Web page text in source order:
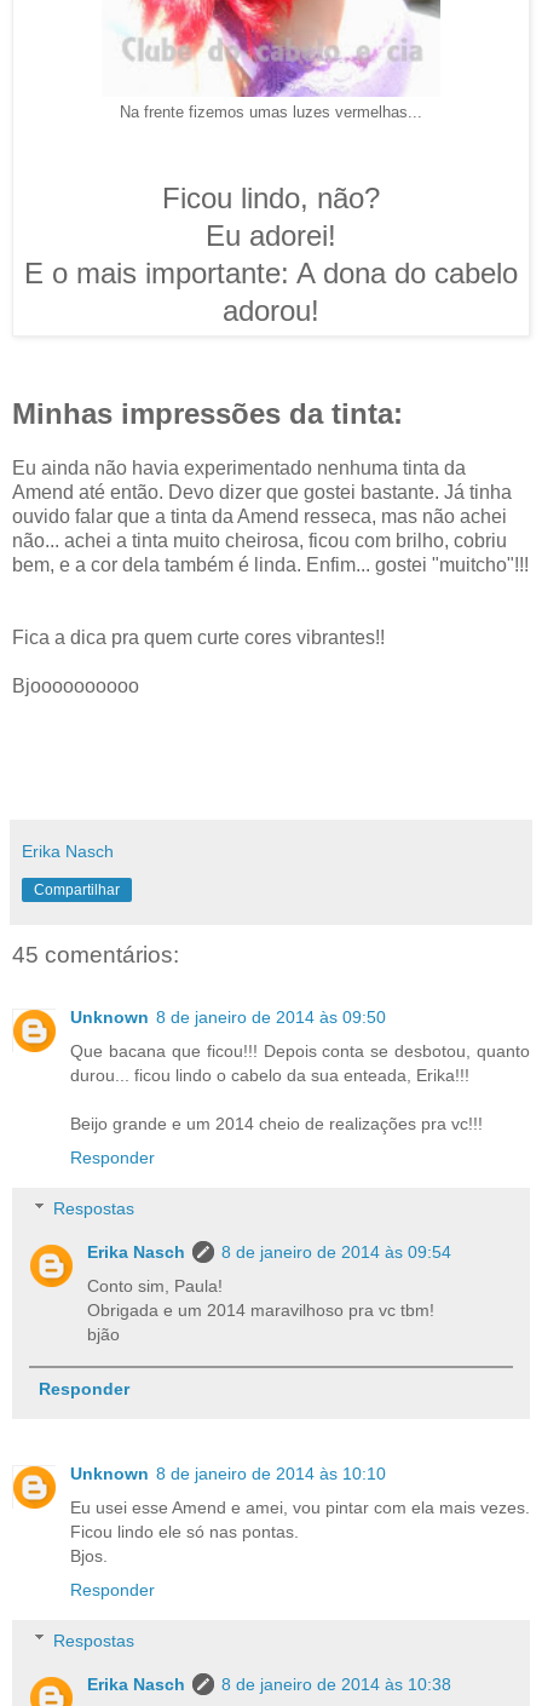
Na frente fizemos umas luzes vermelhas...
Ficou lindo, não?
Eu adorei!
E o mais importante: A dona do cabelo
adorou!
Minhas impressões da tinta:
Eu ainda não havia experimentado nenhuma tinta da
Amend até então. Devo dizer que gostei bastante. Já tinha
ouvido falar que a tinta da Amend resseca, mas não achei
não... achei a tinta muito cheirosa, ficou com brilho, cobriu
bem, e a cor dela também é linda. Enfim... gostei "muitcho"!!!
Fica a dica pra quem curte cores vibrantes!!
Bjoooooooooo
Erika Nasch
Compartilhar
45 comentários:
Unknown 8 de janeiro de 2014 às 09:50
Que bacana que ficou!!! Depois conta se desbotou, quanto
durou... ficou lindo o cabelo da sua enteada, Erika!!!
Beijo grande e um 2014 cheio de realizações pra vc!!!
Responder
Respostas
Erika Nasch
8 de janeiro de 2014 às 09:54
Conto sim, Paula!
Obrigada e um 2014 maravilhoso pra vc tbm!
bjão
Responder
Unknown 8 de janeiro de 2014 às 10:10
Eu usei esse Amend e amei, vou pintar com ela mais vezes.
Ficou lindo ele só nas pontas.
Bjos.
Responder
Respostas
Erika Nasch
8 de janeiro de 2014 às 10:38